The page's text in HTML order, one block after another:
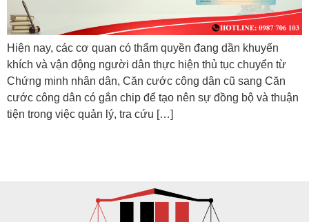
Hiện nay, các cơ quan có thẩm quyền đang dần khuyến
khích và vận động người dân thực hiện thủ tục chuyển từ
Chứng minh nhân dân, Căn cước công dân cũ sang Căn
cước công dân có gắn chip để tạo nên sự đồng bộ và thuận
tiện trong việc quản lý, tra cứu […]